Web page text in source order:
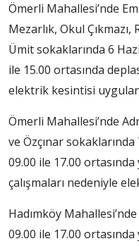
Ömerli Mahallesi’nde
Mezarlık, Okul
Ümit sokaklarında 6
ile 15.00 ortasında
elektrik kesintisi
Ömerli Mahallesi’nde
ve Özçınar
09.00 ile 17.00
çalışmaları nedeniyle
Hadımköy
09.00 ile 17.00